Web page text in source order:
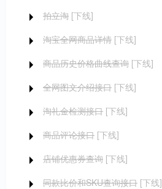
拍立淘 [下线]
淘宝全网商品详情 [下线]
商品历史价格曲线查询 [下线]
全网图文介绍接口 [下线]
淘礼金检测接口 [下线]
商品评论接口 [下线]
店铺优惠券查询 [下线]
同款比价和SKU查询接口 [下线]